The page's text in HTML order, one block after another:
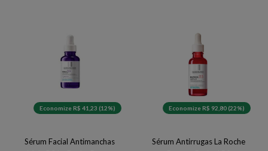
Economize R$ 41,23 (12%)
Sérum Facial Antimanchas
Economize R$ 92,80 (22%)
Sérum Antirrugas La Roche